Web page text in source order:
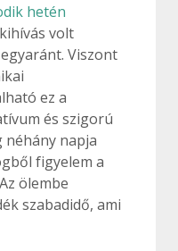
hetén
volt
Viszont
ez a
és szigorú
néhány napja
figyelem a
ölembe
szabadidő, ami